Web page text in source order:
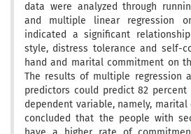
data were analyzed through
and multiple linear regression
indicated a significant
style, distress tolerance and self-
hand and marital commitment on
The results of multiple regression
predictors could predict 82
dependent variable, namely,
concluded that the people with